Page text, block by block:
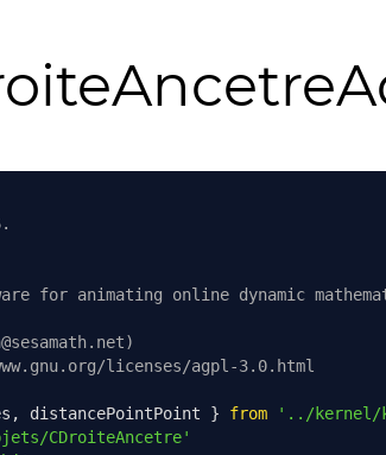
for animating online dynamic
licenses/agpl-3.0.html
, distancePointPoint } from
'../kernel/
CDroiteAncetre'